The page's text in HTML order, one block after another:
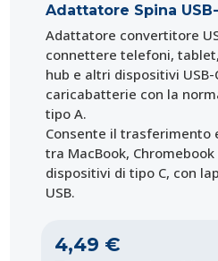
Adattatore Spina
Adattatore convertitore
connettere telefoni,
hub e altri dispositivi
caricabatterie con la
tipo A.
Consente il trasferimento
tra MacBook,
dispositivi di tipo C, con
USB.
4,49 €